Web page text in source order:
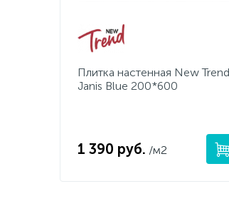
Плитка настенная New Trend
Janis Blue 200*600
1 390 руб. /м2